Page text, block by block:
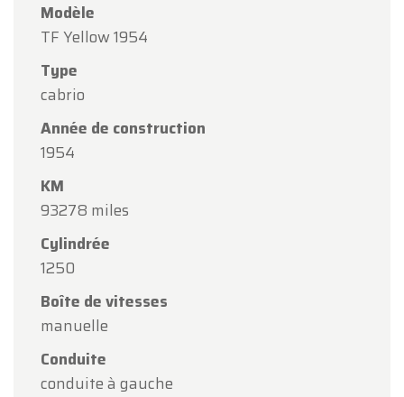
Modèle
TF Yellow 1954
Type
cabrio
Année de construction
1954
KM
93278 miles
Cylindrée
1250
Boîte de vitesses
manuelle
Conduite
conduite à gauche
Oldtimerfarm
Chers clients,
Oldtimerfarm sera
l'occasion de l'Assomption.
Notre showroom sera
lundi 10 août au vendredi 14 août
Le lundi 17 août
Merci de votre compréhension et au plaisir de